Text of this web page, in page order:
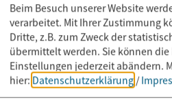
Newsletter abonnieren
Beim Besuch unserer Website
verarbeitet. Mit Ihrer Zustimmung
Dritte, z.B. zum Zweck der
übermittelt werden. Sie können
Einstellungen jederzeit abändern.
hier: Datenschutzerklärung /